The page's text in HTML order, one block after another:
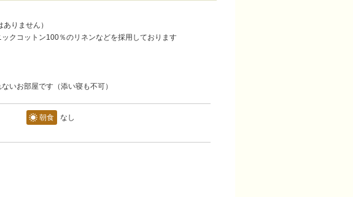
りません）
クコットン100％のリネンなどを採用しております
いお部屋です（添い寝も不可）
朝食 なし